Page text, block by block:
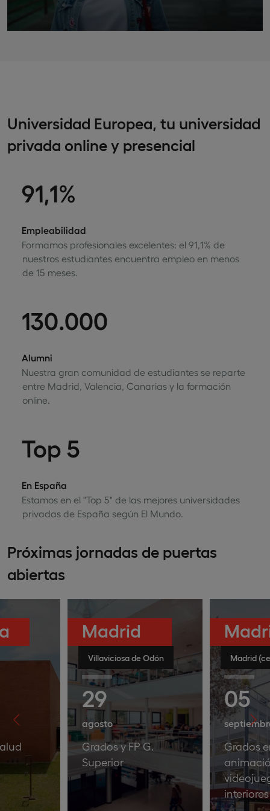
Universidad Europea, tu universidad
privada online y presencial
91,1%
Empleabilidad
Formamos profesionales excelentes: el 91,1% de
nuestros estudiantes encuentra empleo en menos
de 15 meses.
130.000
Alumni
Nuestra gran comunidad de estudiantes se reparte
entre Madrid, Valencia, Canarias y la formación
online.
Top 5
En España
Estamos en el "Top 5" de las mejores universidades
privadas de España según El Mundo.
Próximas jornadas de puertas
abiertas
Madrid
Villaviciosa de Odón
29
agosto
Grados y FP G.
Superior
Madrid
05
Grados